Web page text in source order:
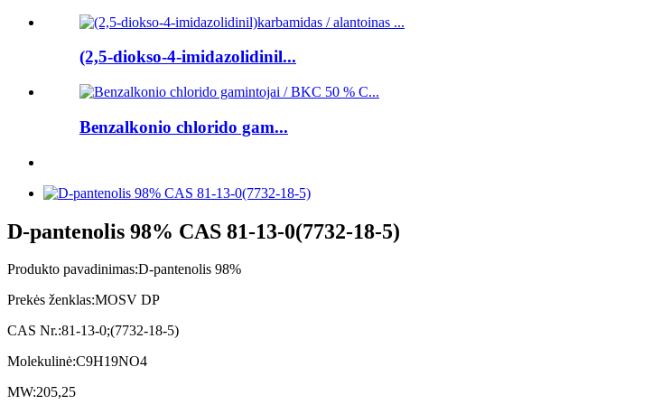
(2,5-diokso-4-imidazolidinil...
Benzalkonio chlorido gam...
D-pantenolis 98% CAS 81-13-0(7732-18-5)
Produkto pavadinimas:D-pantenolis 98%
Prekės ženklas:MOSV DP
CAS Nr.:81-13-0;(7732-18-5)
Molekulinė:C9H19NO4
MW:205,25